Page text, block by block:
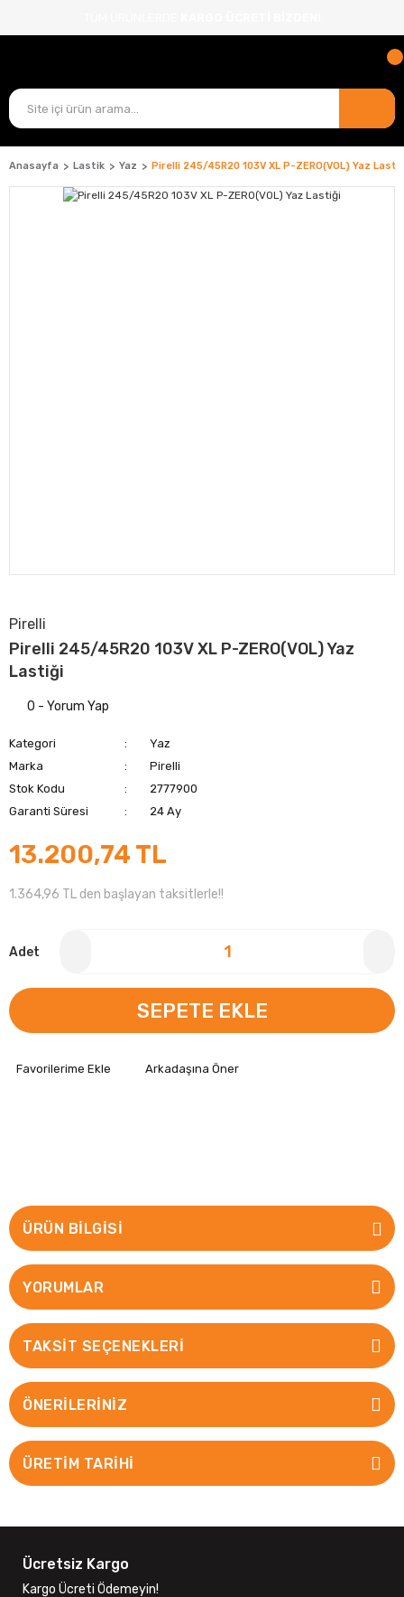
Anasayfa Lastik Yaz Pirelli 245/45R20 103V XL P-ZERO(VOL) Yaz
Pirelli
Pirelli 245/45R20 103V XL P-ZERO(VOL) Yaz
Lastiği
0 - Yorum Yap
Kategori
Yaz
Marka
Pirelli
Stok Kodu
2777900
Garanti Süresi
24 Ay
13.200,74 TL
1.364,96 TL den başlayan taksitlerle!!
Adet
SEPETE EKLE
Arkadaşına Öner
ÜRÜN BILGISI
YORUMLAR
TAKSIT SEÇENEKLERI
ÖNERILERINIZ
ÜRETİM TARİHİ
Ücretsiz Kargo
Kargo Ücreti Ödemeyin!